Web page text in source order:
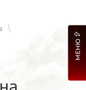
МЕНЮ